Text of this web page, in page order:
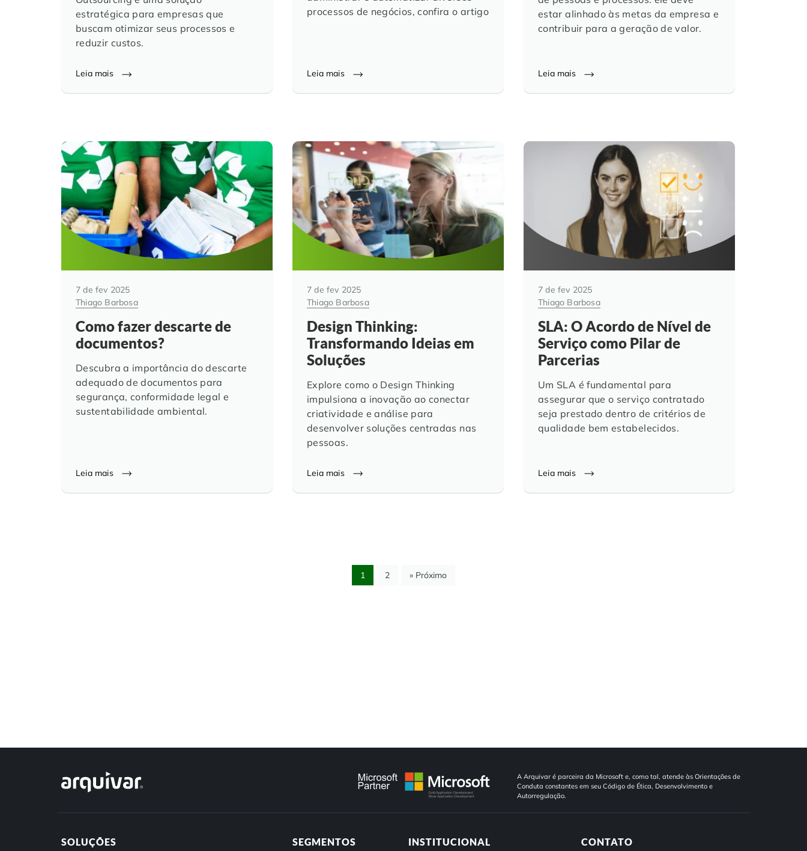
estratégica para empresas que
buscam otimizar seus processos e
reduzir custos.
Leia mais
processos de negócios, confira o artigo
Leia mais
estar alinhado às metas da empresa e
contribuir para a geração de valor.
Leia mais
7 de fev 2025
Thiago Barbosa
Como fazer descarte de
documentos?
Descubra a importância do descarte
adequado de documentos para
segurança, conformidade legal e
sustentabilidade ambiental.
Leia mais
7 de fev 2025
Thiago Barbosa
Design Thinking:
Transformando Ideias em
Soluções
Explore como o Design Thinking
impulsiona a inovação ao conectar
criatividade e análise para
desenvolver soluções centradas nas
pessoas.
Leia mais
7 de fev 2025
Thiago Barbosa
SLA: O Acordo de Nível de
Serviço como Pilar de
Parcerias
Um SLA é fundamental para
assegurar que o serviço contratado
seja prestado dentro de critérios de
qualidade bem estabelecidos.
Leia mais
1 2 » Próximo
A Arquivar é parceira da Microsoft e, como tal, atende às Orientações de
Conduta constantes em seu Código de Ética, Desenvolvimento e
Autorregulação.
SOLUÇÕES SEGMENTOS INSTITUCIONAL CONTATO